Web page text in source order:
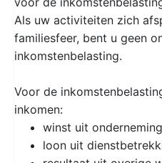
Als uw activiteiten zich
familiesfeer, bent u geen
inkomstenbelasting.
Voor de
inkomen:
winst uit onderneming
loon uit